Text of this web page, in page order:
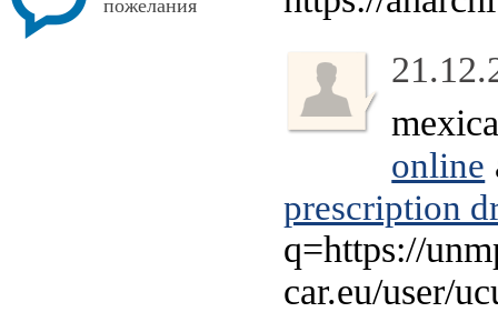
пожелания
online
prescription
q=https://
car.eu/user/